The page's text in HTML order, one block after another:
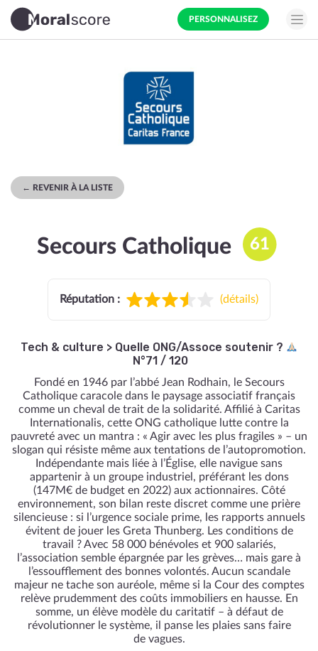
PERSONNALISEZ
← REVENIR À LA LISTE
Secours Catholique 61
Réputation : (détails)
Tech & culture > Quelle ONG/Assoce soutenir ?
N°71 / 120
Fondé en 1946 par l’abbé Jean Rodhain, le Secours
Catholique caracole dans le paysage associatif français
comme un cheval de trait de la solidarité. Affilié à Caritas
Internationalis, cette ONG catholique lutte contre la
pauvreté avec un mantra : « Agir avec les plus fragiles » – un
slogan qui résiste même aux tentations de l’autopromotion.
Indépendante mais liée à l’Église, elle navigue sans
appartenir à un groupe industriel, préférant les dons
(147M€ de budget en 2022) aux actionnaires. Côté
environnement, son bilan reste discret comme une prière
silencieuse : si l’urgence sociale prime, les rapports annuels
évitent de jouer les Greta Thunberg. Les conditions de
travail ? Avec 58 000 bénévoles et 900 salariés,
l’association semble épargnée par les grèves… mais gare à
l’essoufflement des bonnes volontés. Aucun scandale
majeur ne tache son auréole, même si la Cour des comptes
relève prudemment des coûts immobiliers en hausse. En
somme, un élève modèle du caritatif – à défaut de
révolutionner le système, il panse les plaies sans faire
de vagues.